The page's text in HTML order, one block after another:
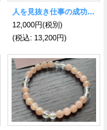
人を見抜き仕事の成功を得る！ファルコンアイ12mm＆水晶
12,000円(税別)
(税込: 13,200円)